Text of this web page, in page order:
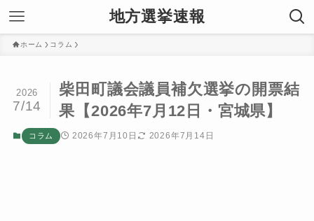
地方選挙速報
ホーム コラム
柴田町議会議員補欠選挙の開票結
果【2026年7月12日・宮城県】
2026
7/14
コラム 2026年7月10日 2026年7月14日